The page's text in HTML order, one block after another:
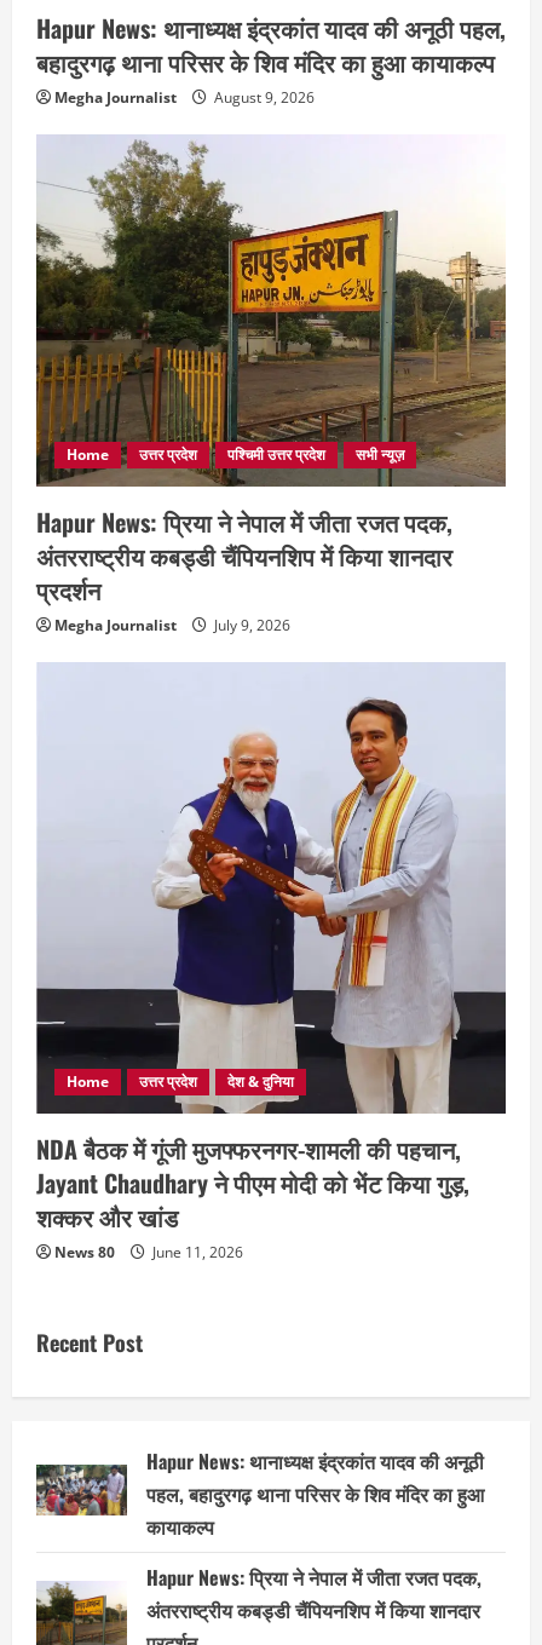
Hapur News: थानाध्यक्ष इंद्रकांत यादव की अनूठी पहल,
बहादुरगढ़ थाना परिसर के शिव मंदिर का हुआ कायाकल्प
Megha Journalist August 9, 2026
Home उत्तर प्रदेश पश्चिमी उत्तर प्रदेश सभी न्यूज़
Hapur News: प्रिया ने नेपाल में जीता रजत पदक,
अंतरराष्ट्रीय कबड्डी चैंपियनशिप में किया शानदार
प्रदर्शन
Megha Journalist July 9, 2026
Home उत्तर प्रदेश देश & दुनिया
NDA बैठक में गूंजी मुजफ्फरनगर-शामली की पहचान,
Jayant Chaudhary ने पीएम मोदी को भेंट किया गुड़,
शक्कर और खांड
News 80 June 11, 2026
Recent Post
Hapur News: थानाध्यक्ष इंद्रकांत यादव की अनूठी
पहल, बहादुरगढ़ थाना परिसर के शिव मंदिर का हुआ
कायाकल्प
Hapur News: प्रिया ने नेपाल में जीता रजत पदक,
अंतरराष्ट्रीय कबड्डी चैंपियनशिप में किया शानदार